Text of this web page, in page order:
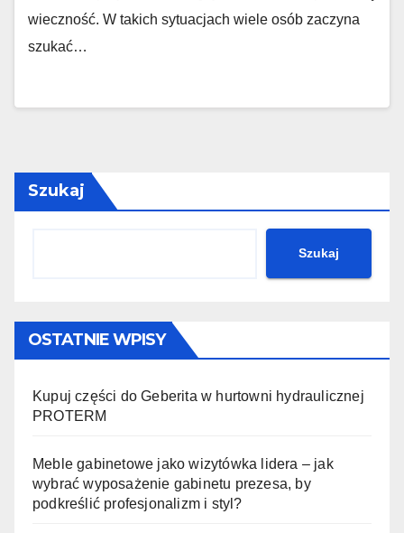
wieczność. W takich sytuacjach wiele osób zaczyna
szukać…
Szukaj
Szukaj
OSTATNIE WPISY
Kupuj części do Geberita w hurtowni hydraulicznej
PROTERM
Meble gabinetowe jako wizytówka lidera – jak
wybrać wyposażenie gabinetu prezesa, by
podkreślić profesjonalizm i styl?